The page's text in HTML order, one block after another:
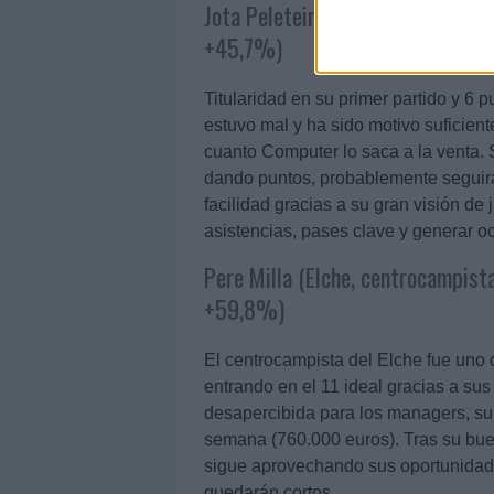
Jota Peleteiro (Alavés,
+45,7%)
Titularidad en su primer partido y 6
estuvo mal y ha sido motivo
cuanto Computer lo saca a la
dando puntos, probablemente
facilidad gracias a su gran visión de
asistencias, pases clave y generar
Pere Milla (Elche,
+59,8%)
El centrocampista del Elche fue
entrando en el 11 ideal gracias a
desapercibida para los managers,
semana (760.000 euros). Tras su
sigue aprovechando sus